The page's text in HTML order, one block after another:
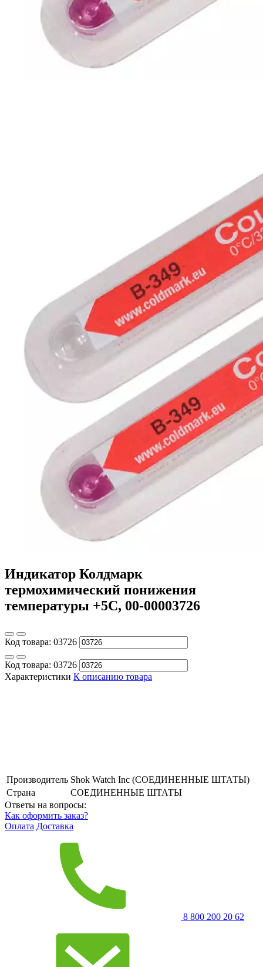
Индикатор Колдмарк
термохимический понижения
температуры +5С, 00-00003726
Код товара: 03726
Код товара: 03726
Характеристики К описанию товара
Производитель Shok Watch Inc (СОЕДИНЕННЫЕ ШТАТЫ)
Страна
СОЕДИНЕННЫЕ ШТАТЫ
Ответы на вопросы:
Как оформить заказ?
Оплата Доставка
8 800 200 20 62